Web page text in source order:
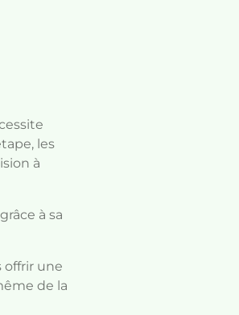
les
à
à sa
offrir une
de la